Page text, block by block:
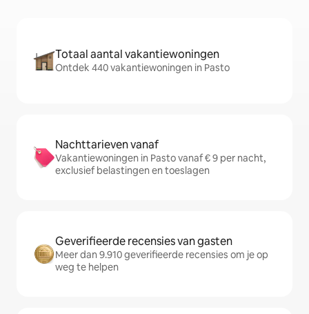
Totaal aantal vakantiewoningen
Ontdek 440 vakantiewoningen in Pasto
Nachttarieven vanaf
Vakantiewoningen in Pasto vanaf € 9 per nacht,
exclusief belastingen en toeslagen
Geverifieerde recensies van gasten
Meer dan 9.910 geverifieerde recensies om je op
weg te helpen